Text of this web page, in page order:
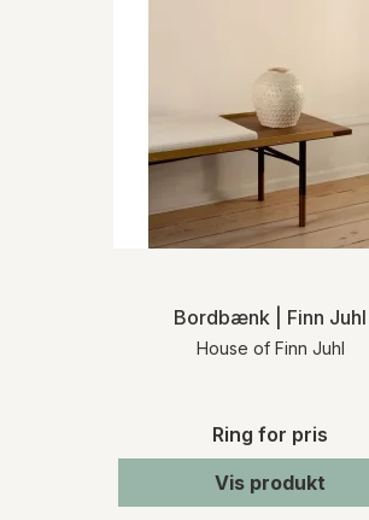
Bordbænk | Finn Juhl
House of Finn Juhl
Ring for pris
Vis produkt